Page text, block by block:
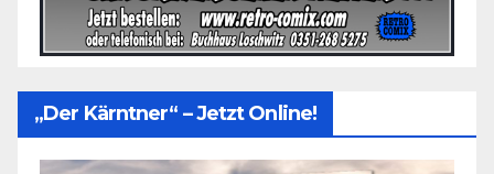
„Der Kärntner“ – Jetzt Online!